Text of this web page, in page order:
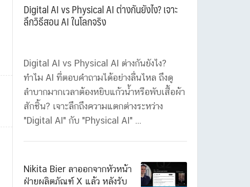
Digital AI vs Physical AI ต่างกันยังไง? เจาะ
ลึกวิธีสอน AI ในโลกจริง
Digital AI vs Physical AI ต่างกันยังไง?
ทำไม AI ที่ตอบคำถามได้อย่างลื่นไหล ถึงดู
ลำบากมากเวลาต้องหยิบแก้วน้ำหรือพับเสื้อผ้า
สักชิ้น? เจาะลึกถึงความแตกต่างระหว่าง
"Digital AI" กับ "Physical AI" ...
Nikita Bier ลาออกจากหัวหน้า
ฝ่ายผลิตภัณฑ์ X แล้ว หลังรับ